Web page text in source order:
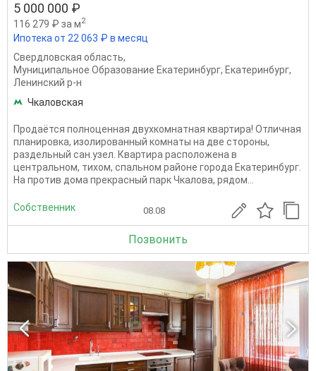
5 000 000 ₽
116 279 ₽ за м2
Ипотека от 22 063 ₽ в месяц
Свердловская область,
Муниципальное Образование Екатеринбург, Екатеринбург,
Ленинский р-н
Чкаловская
Продаётся полноценная двухкомнатная квартира! Отличная
планировка, изолированный комнаты на две стороны,
раздельный сан.узел. Квартира расположена в
центральном, тихом, спальном районе города Екатеринбург.
На против дома прекрасный парк Чкалова, рядом...
Собственник 08.08
Позвонить